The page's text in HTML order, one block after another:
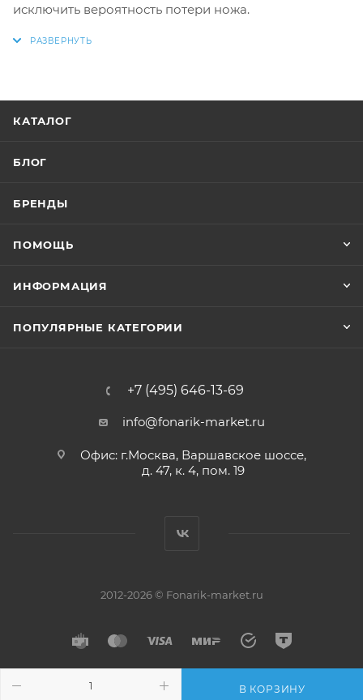
В КОРЗИНУ
исключить вероятность потери ножа.
КАТАЛОГ
БЛОГ
БРЕНДЫ
ПОМОЩЬ
ИНФОРМАЦИЯ
ПОПУЛЯРНЫЕ КАТЕГОРИИ
+7 (495) 646-13-69
info@fonarik-market.ru
Офис: г.Москва, Варшавское шоссе,
д. 47, к. 4, пом. 19
2012-2026 © Fonarik-market.ru